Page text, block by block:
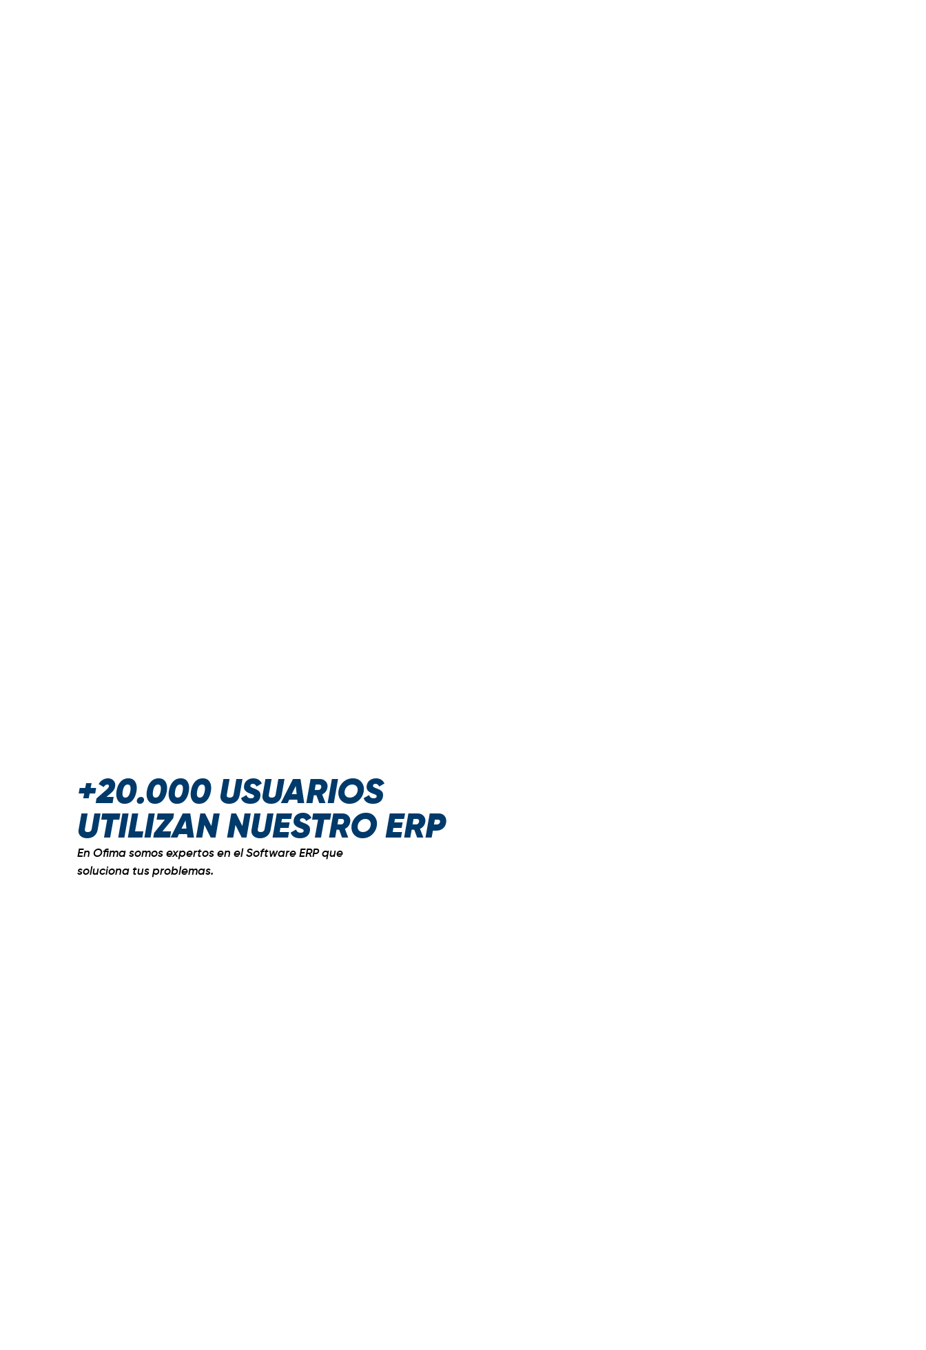
+20.000 USUARIOS
UTILIZAN NUESTRO ERP
En Ofima somos expertos en el Software ERP que
soluciona tus problemas.